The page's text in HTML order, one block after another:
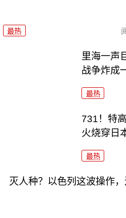
最热
里海一声
战争炸成
最热
731！特
火烧穿日
最热
灭人种？以色列这波操作，